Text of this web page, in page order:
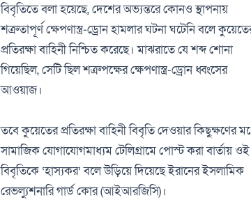
বিবৃতিতে বলা হয়েছে, দেশের অভ্যন্তরে কোনও স্থাপনায়
শত্রুতাপূর্ণ ক্ষেপণাস্ত্র-ড্রোন হামলার ঘটনা ঘটেনি বলে
প্রতিরক্ষা বাহিনী নিশ্চিত করেছে। মাঝরাতে যে শব্দ শোনা
গিয়েছিল, সেটি ছিল শত্রুপক্ষের ক্ষেপণাস্ত্র-ড্রোন ধ্বংসের
আওয়াজ।
তবে কুয়েতের প্রতিরক্ষা বাহিনী বিবৃতি দেওয়ার কিছুক্ষণের
সামাজিক যোগাযোগমাধ্যম টেলিগ্রামে পোস্ট করা বার্তায় ওই
বিবৃতিকে ‘হাস্যকর’ বলে উড়িয়ে দিয়েছে ইরানের ইসলামিক
রেভল্যুশনারি গার্ড কোর (আইআরজিসি)।